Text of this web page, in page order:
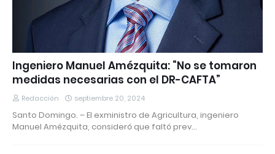
Ingeniero Manuel Amézquita: “No se tomaron
medidas necesarias con el DR-CAFTA”
Redacción septiembre 20, 2024
Santo Domingo. – El exministro de Agricultura, ingeniero
Manuel Amézquita, consideró que faltó prev…